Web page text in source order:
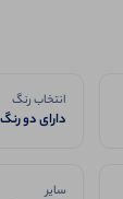
انتخاب رنگ
دارای دو
سایر